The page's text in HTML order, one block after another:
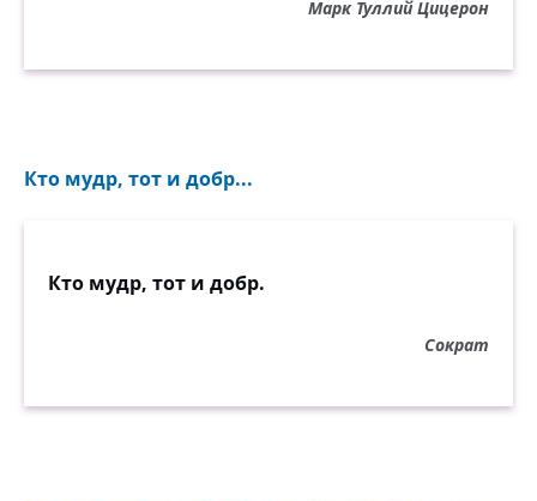
Марк Туллий Цицерон
Кто мудр, тот и добр...
Кто мудр, тот и добр.
Сократ